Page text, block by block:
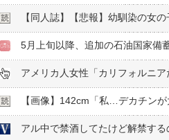
【同人誌】【悲報】幼馴染の女
5月上旬以降、追加の石油国家
アメリカ人女性「カリフォルニ
【画像】142cm「私…デカチンが
アル中で禁酒してたけど解禁す